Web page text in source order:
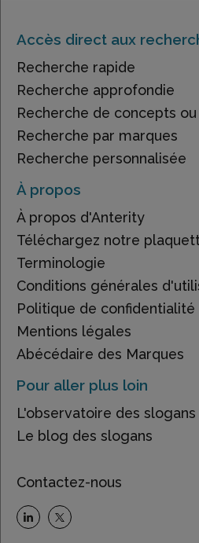
Accès direct aux
Recherche rapide
Recherche approfondie
Recherche de concepts
Recherche par marques
Recherche personnalisée
À propos
À propos d'Anterity
Téléchargez notre
Terminologie
Conditions générales
Politique de confidentialité
Mentions légales
Abécédaire des Marques
Pour aller plus loin
L'observatoire des slogans
Le blog des slogans
Contactez-nous